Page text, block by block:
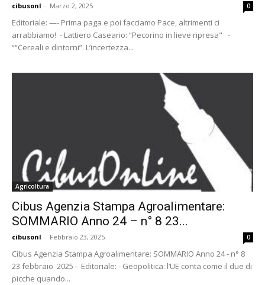
cibusonl - Marzo 2, 2025 0
Editoriale: —- Prima paga e poi facciamo Pace, altrimenti ci
arrabbiamo! - Lattiero Caseario: “Pecorino in lieve ripresa" -
““Cereali e dintorni”. L’incertezza...
Agricoltura
Cibus Agenzia Stampa Agroalimentare:
SOMMARIO Anno 24 – n° 8 23...
cibusonl - Febbraio 23, 2025 0
Cibus Agenzia Stampa Agroalimentare: SOMMARIO Anno 24 - n° 8
23 febbraio 2025 - Editoriale: - Geopolitica: l’UE conta come il due di
picche quando...